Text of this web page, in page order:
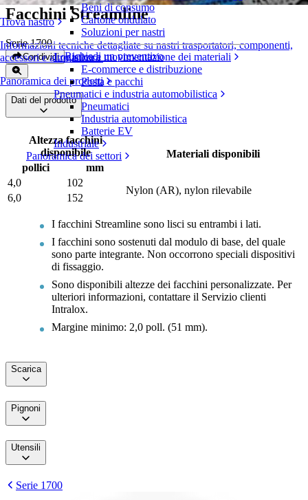
Trova nastro
Informazioni tecniche dettagliate su nastri trasportatori, componenti,
accessori e altro ancora
Panoramica dei prodotti
Beni di consumo
Cartone ondulato
Soluzioni per nastri
Logistica e movimentazione dei materiali
E-commerce e distribuzione
Posta e pacchi
Pneumatici e industria automobilistica
Pneumatici
Industria automobilistica
Batterie EV
Industriale
Panoramica dei settori
Facchini Streamline
Serie 1700
Condividi Richiedi un preventivo
Dati del prodotto
Altezza facchini
disponibile
Materiali disponibili
pollici
mm
4,0
102
Nylon (AR), nylon rilevabile
6,0 152
I facchini Streamline sono lisci su entrambi i lati.
I facchini sono sostenuti dal modulo di base, del quale
sono parte integrante. Non occorrono speciali dispositivi
di fissaggio.
Sono disponibili altezze dei facchini personalizzate. Per
ulteriori informazioni, contattare il Servizio clienti
Intralox.
Margine minimo: 2,0 poll. (51 mm).
Scarica
Pignoni
Utensili
Serie 1700